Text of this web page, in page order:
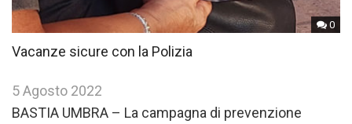
0
Vacanze sicure con la Polizia
5 Agosto 2022
BASTIA UMBRA – La campagna di prevenzione